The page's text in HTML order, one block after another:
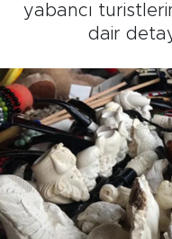
yabancı
dair